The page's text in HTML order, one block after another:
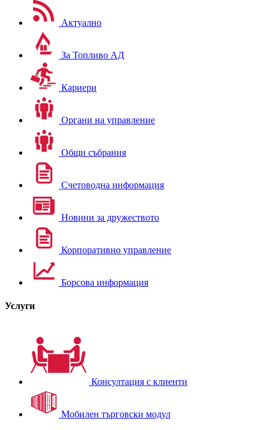
Актуално
За Топливо АД
Кариери
Органи на управление
Общи събрания
Счетоводна информация
Новини за дружеството
Корпоративно управление
Борсова информация
Услуги
Консултация с клиенти
Мобилен търговски модул